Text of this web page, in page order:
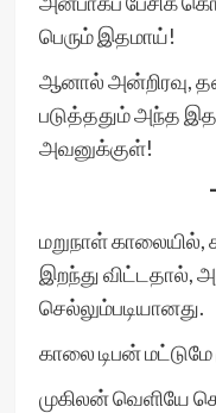
பெரும் இதமாய்!
ஆனால் அன்றிரவு,
படுத்ததும் அந்த
அவனுக்குள்!
மறுநாள்
இறந்து விட்டதால்,
செல்லும்படியானது.
காலை டிபன் மட்டுமே
முகிலன் வெளியே